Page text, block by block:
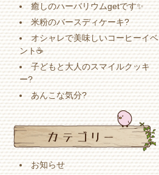
癒しのハーバリウムgetです✨
米粉のバースディケーキ?
オシャレで美味しいコーヒーイベ
ント☕️
子どもと大人のスマイルクッキ
ー?
あんこな気分?
お知らせ